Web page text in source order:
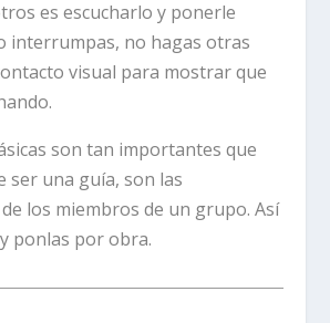
es escucharlo y ponerle
interrumpas, no hagas otras
visual para mostrar que
son tan importantes que
ser una guía, son las
los miembros de un grupo. Así
ponlas por obra.